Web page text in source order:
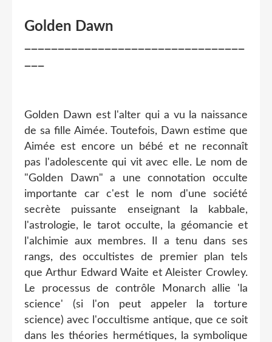
Golden Dawn
Golden Dawn est l'alter qui a vu la naissance
de sa fille Aimée. Toutefois, Dawn estime que
Aimée est encore un bébé et ne reconnaît
pas l'adolescente qui vit avec elle. Le nom de
"Golden Dawn" a une connotation occulte
importante car c'est le nom d'une société
secrète puissante enseignant la kabbale,
l'astrologie, le tarot occulte, la géomancie et
l'alchimie aux membres. Il a tenu dans ses
rangs, des occultistes de premier plan tels
que Arthur Edward Waite et Aleister Crowley.
Le processus de contrôle Monarch allie 'la
science' (si l'on peut appeler la torture
science) avec l'occultisme antique, que ce soit
dans les théories hermétiques, la symbolique